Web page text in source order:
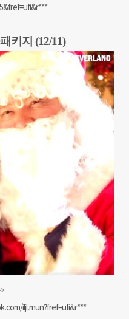
키지 (12/11)
iljl.mun?fref=ufi&r***